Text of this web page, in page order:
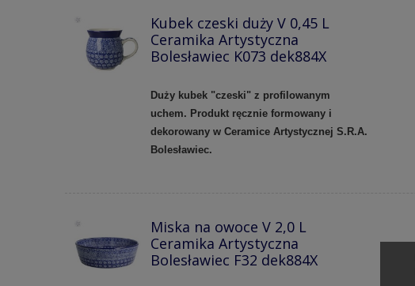
Kubek czeski duży V 0,45 L
Ceramika Artystyczna
Bolesławiec K073 dek884X
Duży kubek "czeski" z profilowanym
uchem. Produkt ręcznie formowany i
dekorowany w Ceramice Artystycznej S.R.A.
Bolesławiec.
Miska na owoce V 2,0 L
Ceramika Artystyczna
Bolesławiec F32 dek884X